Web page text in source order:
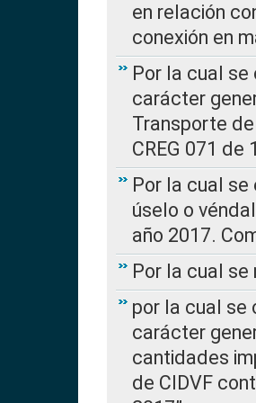
en relación
conexión en
Por la cual
carácter
Transporte
CREG 071 de
Por la cual
úselo o
año 2017.
Por la cual se
por la cual se
carácter
cantidades
de CIDVF